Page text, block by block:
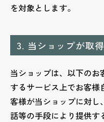
を対象とします。
3. 当ショップが取
当ショップは、以下の
するサービス上でお客
客様が当ショップに対
話等の手段により提供す